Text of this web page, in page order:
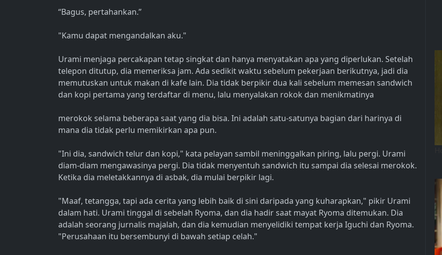
“Bagus, pertahankan.”
"Kamu dapat mengandalkan aku."
Urami menjaga percakapan tetap singkat dan hanya menyatakan apa yang diperlukan. Setelah
telepon ditutup, dia memeriksa jam. Ada sedikit waktu sebelum pekerjaan berikutnya, jadi dia
memutuskan untuk makan di kafe lain. Dia tidak berpikir dua kali sebelum memesan sandwich
dan kopi pertama yang terdaftar di menu, lalu menyalakan rokok dan menikmatinya
merokok selama beberapa saat yang dia bisa. Ini adalah satu-satunya bagian dari harinya di
mana dia tidak perlu memikirkan apa pun.
"Ini dia, sandwich telur dan kopi," kata pelayan sambil meninggalkan piring, lalu pergi. Urami
diam-diam mengawasinya pergi. Dia tidak menyentuh sandwich itu sampai dia selesai merokok.
Ketika dia meletakkannya di asbak, dia mulai berpikir lagi.
"Maaf, tetangga, tapi ada cerita yang lebih baik di sini daripada yang kuharapkan," pikir Urami
dalam hati. Urami tinggal di sebelah Ryoma, dan dia hadir saat mayat Ryoma ditemukan. Dia
adalah seorang jurnalis majalah, dan dia kemudian menyelidiki tempat kerja Iguchi dan Ryoma.
"Perusahaan itu bersembunyi di bawah setiap celah."